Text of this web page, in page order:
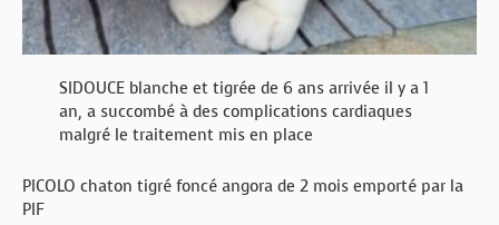
SIDOUCE blanche et tigrée de 6 ans arrivée il y a 1
an, a succombé à des complications cardiaques
malgré le traitement mis en place
PICOLO chaton tigré foncé angora de 2 mois emporté par la
PIF